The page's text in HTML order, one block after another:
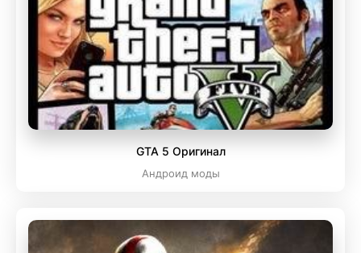
GTA 5 Оригинал
Андроид моды